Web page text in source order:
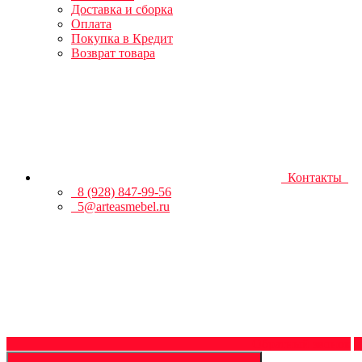
Доставка и сборка
Оплата
Покупка в Кредит
Возврат товара
Контакты
8 (928) 847-99-56
5@arteasmebel.ru